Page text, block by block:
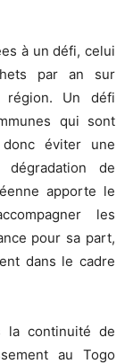
à un défi, celui
par an sur
région. Un défi
qui sont
éviter une
de
apporte le
les
pour sa part,
dans le cadre
la continuité de
au Togo